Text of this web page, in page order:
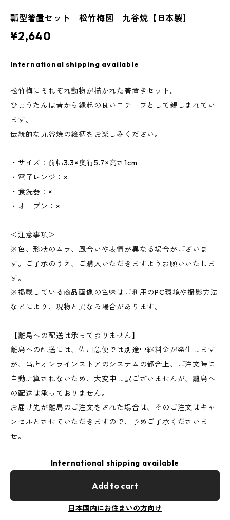
瓢型箸置セット 松竹梅図 九谷焼【日本製】
¥2,640
International shipping available
松竹梅にそれぞれ動物が描かれた箸置きセット。
ひょうたんは昔から縁起の良いモチーフとして親しまれてい
ます。
伝統的な九谷焼の絵柄をお楽しみください。
・サイズ：前幅3.3×奥行5.7×高さ1cm
・電子レンジ：×
・食洗器：×
・オーブン：×
＜注意事項＞
※色、形状のムラ、風合いや表情が異なる場合がございま
す。ご了承のうえ、ご購入いただきますようお願いいたしま
す。
※掲載している商品画像の色味はご利用のPC環境や撮影方法
などにより、現物と異なる場合があります。
【離島への配送は承っておりません】
離島への配送には、佐川急便では別途中継料金が発生します
が、当店オンラインストアのシステムの都合上、ご注文時に
自動計算されないため、大変申し訳ございませんが、離島へ
の配送は承っておりません。
お届け先が離島のご注文をされた場合は、そのご注文はキャ
ンセルとさせていただきますので、予めご了承くださいま
せ。
International shipping available
Add to cart
日本国内にお住まいの方向け